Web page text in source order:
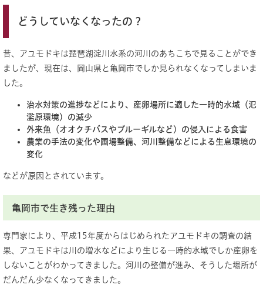
どうしていなくなったの？
昔、アユモドキは琵琶湖淀川水系の河川のあちこちで見ることができ
ましたが、現在は、岡山県と亀岡市でしか見られなくなってしまいま
した。
治水対策の進捗などにより、産卵場所に適した一時的水域（氾
濫原環境）の減少
外来魚（オオクチバスやブルーギルなど）の侵入による食害
農業の手法の変化や圃場整備、河川整備などによる生息環境の
変化
などが原因とされています。
亀岡市で生き残った理由
専門家により、平成15年度からはじめられたアユモドキの調査の結
果、アユモドキは川の増水などにより生じる一時的水域でしか産卵を
しないことがわかってきました。河川の整備が進み、そうした場所が
だんだん少なくなってきました。